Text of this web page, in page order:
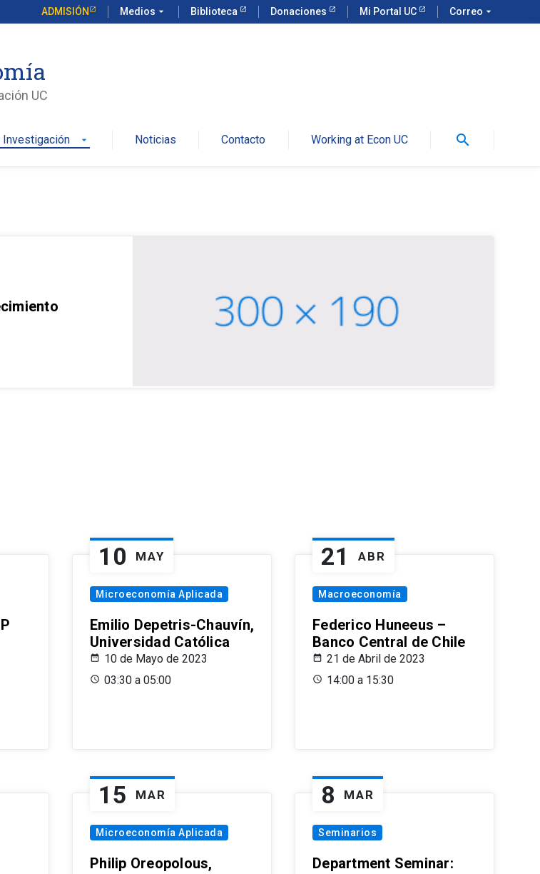
ADMISIÓN Medios arrow_drop_down Biblioteca Donaciones Mi Portal UC Correo arrow_drop_down
UC
arrow_drop_down Noticias Contacto Working at Econ UC search
10 MAY
Microeconomía Aplicada
Emilio Depetris-Chauvín,
Universidad Católica
10 de Mayo de 2023
03:30 a 05:00
21 ABR
Macroeconomía
Federico Huneeus –
Banco Central de Chile
21 de Abril de 2023
14:00 a 15:30
15 MAR
Microeconomía Aplicada
Philip Oreopolous,
8 MAR
Seminarios
Department Seminar: